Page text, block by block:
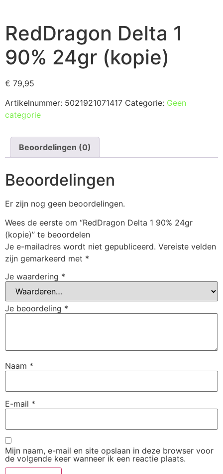
RedDragon Delta 1
90% 24gr (kopie)
€ 79,95
Artikelnummer: 5021921071417 Categorie: Geen
categorie
Beoordelingen (0)
Beoordelingen
Er zijn nog geen beoordelingen.
Wees de eerste om “RedDragon Delta 1 90% 24gr
(kopie)” te beoordelen
Je e-mailadres wordt niet gepubliceerd. Vereiste velden
zijn gemarkeerd met *
Je waardering *
Je beoordeling *
Naam *
E-mail *
Mijn naam, e-mail en site opslaan in deze browser voor
de volgende keer wanneer ik een reactie plaats.